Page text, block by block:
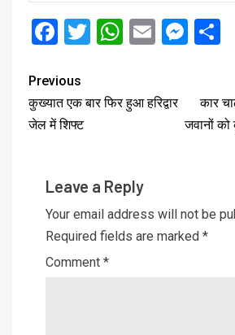
Facebook
Twitter
WhatsApp
Email
Previous
कुख्यात एक बार फिर हुआ हरिद्वार
जेल में शिफ्ट
कार
जवानों
Leave a Reply
Your email address will not be
Required fields are marked *
Comment *